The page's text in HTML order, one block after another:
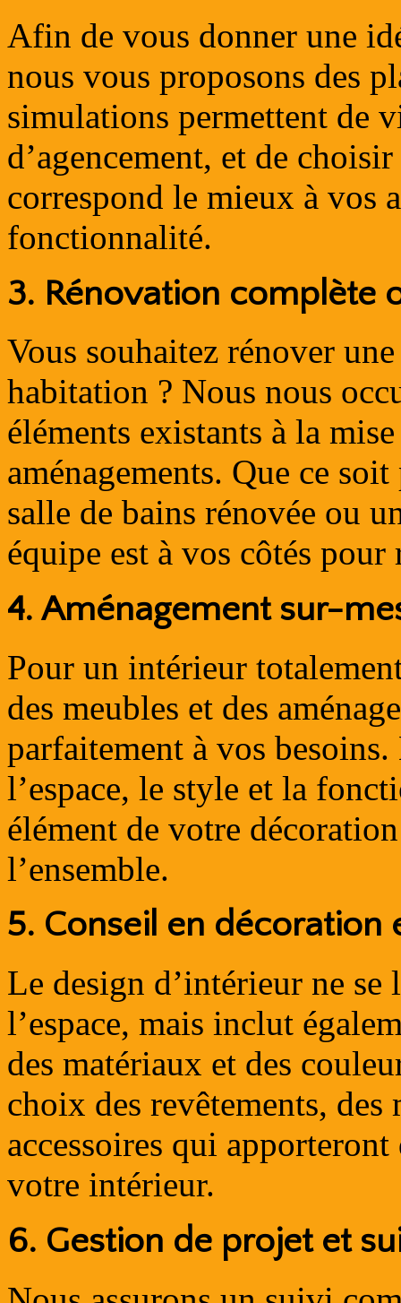
Afin de vous donner une
nous vous proposons des
simulations permettent de
d’agencement, et de
correspond le mieux à vos
fonctionnalité.
3. Rénovation complète
Vous souhaitez rénover
habitation ? Nous nous
éléments existants à la
aménagements. Que ce
salle de bains rénovée ou
équipe est à vos côtés pour
4. Aménagement sur-
Pour un intérieur
des meubles et des
parfaitement à vos
l’espace, le style et la
élément de votre
l’ensemble.
5. Conseil en décoration
Le design d’intérieur ne se
l’espace, mais inclut
des matériaux et des
choix des revêtements, des
accessoires qui
votre intérieur.
6. Gestion de projet et